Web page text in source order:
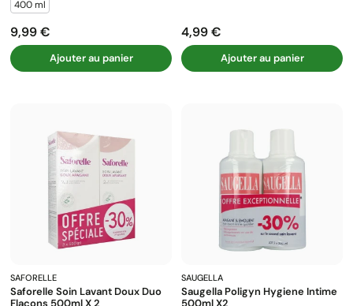
400 ml
Prix
9,99 €
Ajouter au panier
Prix
4,99 €
Ajouter au panier
SAFORELLE
Saforelle Soin Lavant Doux Duo
Flacons 500ml X 2
SAUGELLA
Saugella Poligyn Hygiene Intime
500ml X2